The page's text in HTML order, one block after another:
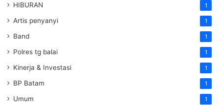
HIBURAN 1
Artis penyanyi 1
Band 1
Polres tg balai 1
Kinerja & Investasi 1
BP Batam 1
Umum 1